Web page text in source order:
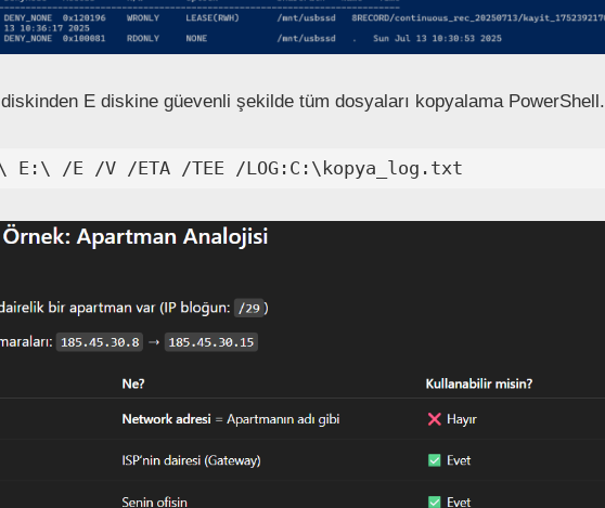
E diskine güevenli şekilde tüm dosyaları kopyalama PowerShell.
E:\ /E /V /ETA /TEE /LOG:C:\kopya_log.txt